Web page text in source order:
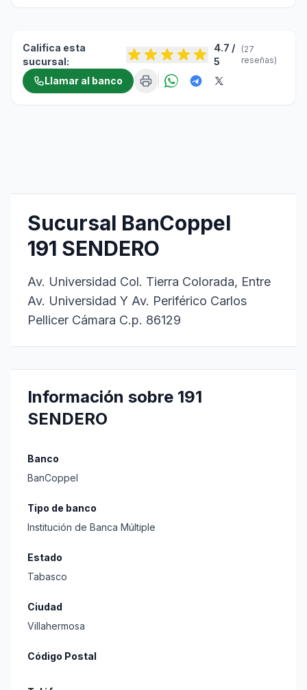
Califica esta
sucursal:
4.7 /
5
(27
reseñas)
Llamar al banco
Sucursal BanCoppel
191 SENDERO
Av. Universidad Col. Tierra Colorada, Entre
Av. Universidad Y Av. Periférico Carlos
Pellicer Cámara C.p. 86129
Información sobre 191
SENDERO
Banco
BanCoppel
Tipo de banco
Institución de Banca Múltiple
Estado
Tabasco
Ciudad
Villahermosa
Código Postal